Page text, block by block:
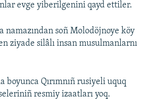
evge yiberilgenini qayd ettiler.
namazından soñ Molodöjnoye köy
ziyade silâlı insan musulmanlarnı
boyunca Qırımnıñ rusiyeli uquq
resmiy izaatları yoq.